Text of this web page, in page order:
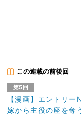
この連載の前後回
第5回
【漫画】エントリ
嫁から主役の座を奪